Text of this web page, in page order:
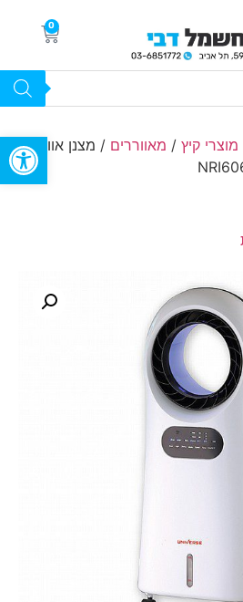
פתח
0
מוצרי קיץ / מאווררים / מצנן אוויר